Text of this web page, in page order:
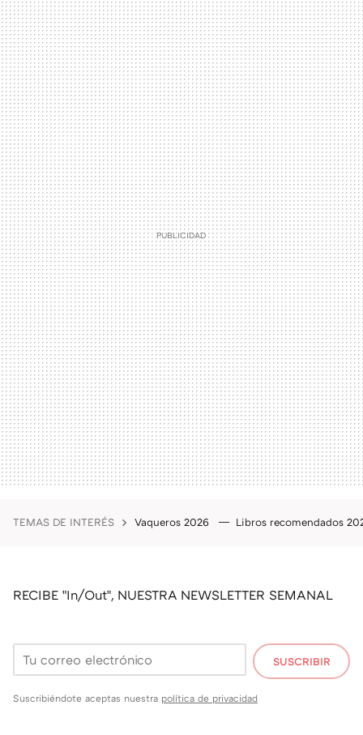
TEMAS DE INTERÉS Vaqueros 2026 Libros recomendados
RECIBE "In/Out", NUESTRA NEWSLETTER SEMANAL
SUSCRIBIR
Suscribiéndote aceptas nuestra política de privacidad